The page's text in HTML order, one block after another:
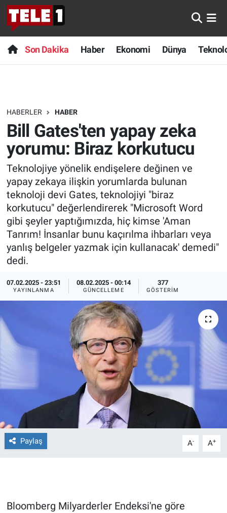
Son Dakika Haber Ekonomi Dünya
HABERLER HABER
Bill Gates'ten yapay zeka
yorumu: Biraz korkutucu
Teknolojiye yönelik endişelere değinen ve
yapay zekaya ilişkin yorumlarda bulunan
teknoloji devi Gates, teknolojiyi "biraz
korkutucu" değerlendirerek "Microsoft Word
gibi şeyler yaptığımızda, hiç kimse 'Aman
Tanrım! İnsanlar bunu kaçırılma ihbarları veya
yanlış belgeler yazmak için kullanacak' demedi"
dedi.
07.02.2025 - 23:51
YAYINLANMA
08.02.2025 - 00:14
GÜNCELLEME
377
GÖSTERIM
Paylaş A- A+
Bloomberg Milyarderler Endeksi'ne göre
Anında Manşet
Başka Sohbetler
Bilim turu
Bilim ve Teknoloji Evreni
Doğa Konuşuyor
Dünya
Ege Saati
Ege'den Esintiler
Forum
Gerçeğin İzinde
Gün Başlıyor
Gün Bitiyor
Gün Ortası
Günün görüntüsü
Son Dakika
Haber
Dünya
Sağlık
Spor
Yayın Akışı
İletişim
Nöbetçi Eczaneler
Hava Durumu
Trafik Durumu
Süper Lig Puan Durumu ve Fikstür
Tüm Manşetler
Son Dakika Haberleri
Haber Arşivi